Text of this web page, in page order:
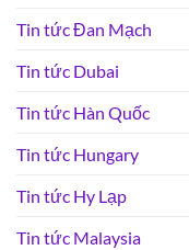
Tin tức Đan Mạch
Tin tức Dubai
Tin tức Hàn Quốc
Tin tức Hungary
Tin tức Hy Lạp
Tin tức Malaysia